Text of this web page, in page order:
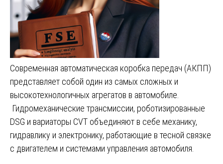
Современная автоматическая коробка передач (АКПП)
представляет собой один из самых сложных и
высокотехнологичных агрегатов в автомобиле.
Гидромеханические трансмиссии, роботизированные
DSG и вариаторы CVT объединяют в себе механику,
гидравлику и электронику, работающие в тесной связке
с двигателем и системами управления автомобиля.